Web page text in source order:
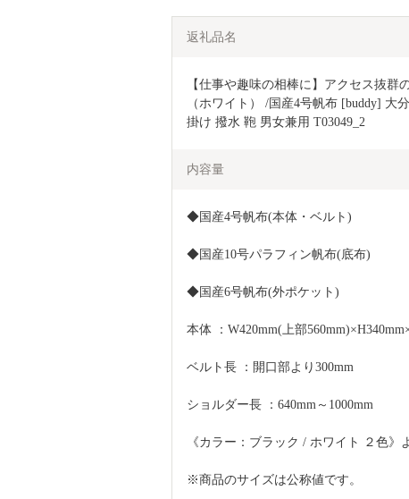
返礼品名
【仕事や趣味の相棒に】アクセス抜
（ホワイト） /国産4号帆布 [buddy] 大
掛け 撥水 鞄 男女兼用 T03049_2
内容量
◆国産4号帆布(本体・ベルト)
◆国産10号パラフィン帆布(底布)
◆国産6号帆布(外ポケット)
本体 ：W420mm(上部
ベルト長 ：開口部より300mm
ショルダー長 ：640mm～1000mm
《カラー：ブラック / ホワイト ２色》
※商品のサイズは公称値です。